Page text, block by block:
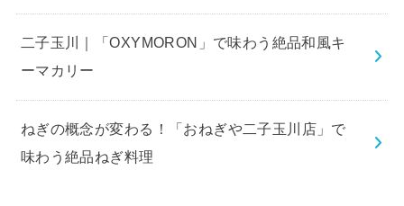
二子玉川｜「OXYMORON」で味わう絶品和風キ
ーマカリー
ねぎの概念が変わる！「おねぎや二子玉川店」で
味わう絶品ねぎ料理